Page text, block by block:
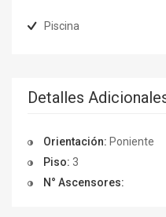
Piscina
Detalles
Orientación: Poniente
Piso: 3
N° Ascensores: